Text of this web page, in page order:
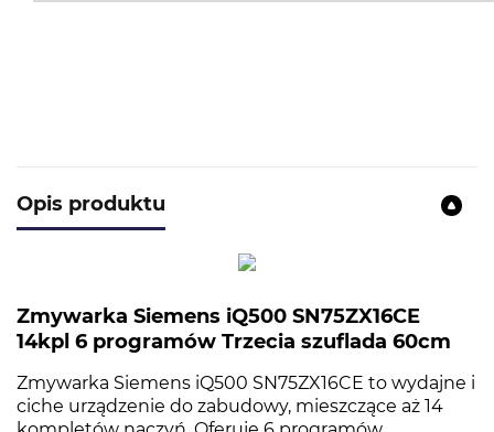
Opis produktu
Zmywarka Siemens iQ500 SN75ZX16CE
14kpl 6 programów Trzecia szuflada 60cm
Zmywarka Siemens iQ500 SN75ZX16CE to wydajne i
ciche urządzenie do zabudowy, mieszczące aż 14